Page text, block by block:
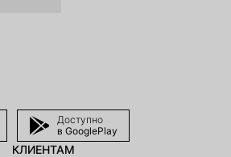
Доступно
в GooglePlay
КЛИЕНТАМ